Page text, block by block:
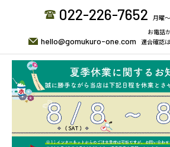
022-226-7652 月曜
hello@gomukuro-one.com
お電話
適合確認